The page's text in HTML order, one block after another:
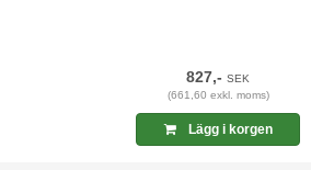
827,-SEK
(661,60 exkl. moms)
Lägg i korgen